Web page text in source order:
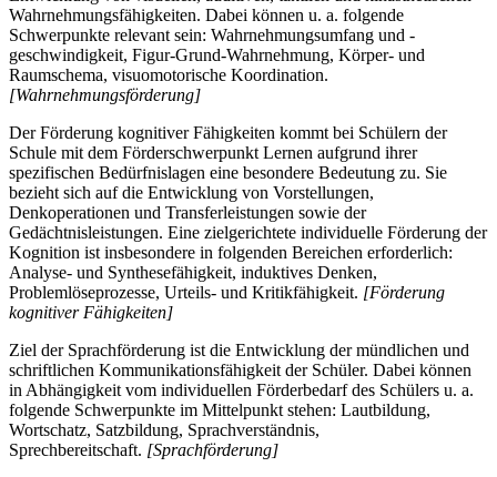
Wahrnehmungsfähigkeiten. Dabei können u. a. folgende
Schwerpunkte relevant sein: Wahrnehmungsumfang und -
geschwindigkeit, Figur-Grund-Wahrnehmung, Körper- und
Raumschema, visuomotorische Koordination.
[Wahrnehmungsförderung]
Der Förderung kognitiver Fähigkeiten kommt bei Schülern der
Schule mit dem Förderschwerpunkt Lernen aufgrund ihrer
spezifischen Bedürfnislagen eine besondere Bedeutung zu. Sie
bezieht sich auf die Entwicklung von Vorstellungen,
Denkoperationen und Transferleistungen sowie der
Gedächtnisleistungen. Eine zielgerichtete individuelle Förderung der
Kognition ist insbesondere in folgenden Bereichen erforderlich:
Analyse- und Synthesefähigkeit, induktives Denken,
Problemlöseprozesse, Urteils- und Kritikfähigkeit. [Förderung
kognitiver Fähigkeiten]
Ziel der Sprachförderung ist die Entwicklung der mündlichen und
schriftlichen Kommunikationsfähigkeit der Schüler. Dabei können
in Abhängigkeit vom individuellen Förderbedarf des Schülers u. a.
folgende Schwerpunkte im Mittelpunkt stehen: Lautbildung,
Wortschatz, Satzbildung, Sprachverständnis,
Sprechbereitschaft. [Sprachförderung]